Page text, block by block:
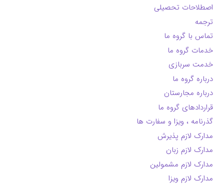
اصطلاحات تحصیلی
ترجمه
تماس با گروه ما
خدمات گروه ما
خدمت سربازی
درباره گروه ما
درباره مجارستان
قراردادهای گروه ما
گذرنامه ، ویزا و سفارت ها
مدارک لازم پذیرش
مدارک لازم زبان
مدارک لازم مشمولین
مدارک لازم ویزا